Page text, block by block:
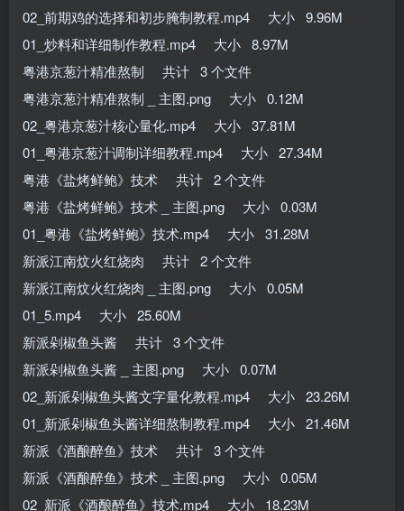
02_前期鸡的选择和初步腌制教程.mp4 大小 9.96M
01_炒料和详细制作教程.mp4 大小 8.97M
粤港京葱汁精准熬制 共计 3 个文件
粤港京葱汁精准熬制 _ 主图.png 大小 0.12M
02_粤港京葱汁核心量化.mp4 大小 37.81M
01_粤港京葱汁调制详细教程.mp4 大小 27.34M
粤港《盐烤鲜鲍》技术 共计 2 个文件
粤港《盐烤鲜鲍》技术 _ 主图.png 大小 0.03M
01_粤港《盐烤鲜鲍》技术.mp4 大小 31.28M
新派江南炆火红烧肉 共计 2 个文件
新派江南炆火红烧肉 _ 主图.png 大小 0.05M
01_5.mp4 大小 25.60M
新派剁椒鱼头酱 共计 3 个文件
新派剁椒鱼头酱 _ 主图.png 大小 0.07M
02_新派剁椒鱼头酱文字量化教程.mp4 大小 23.26M
01_新派剁椒鱼头酱详细熬制教程.mp4 大小 21.46M
新派《酒酿醉鱼》技术 共计 3 个文件
新派《酒酿醉鱼》技术 _ 主图.png 大小 0.05M
02_新派《酒酿醉鱼》技术.mp4 大小 18.23M